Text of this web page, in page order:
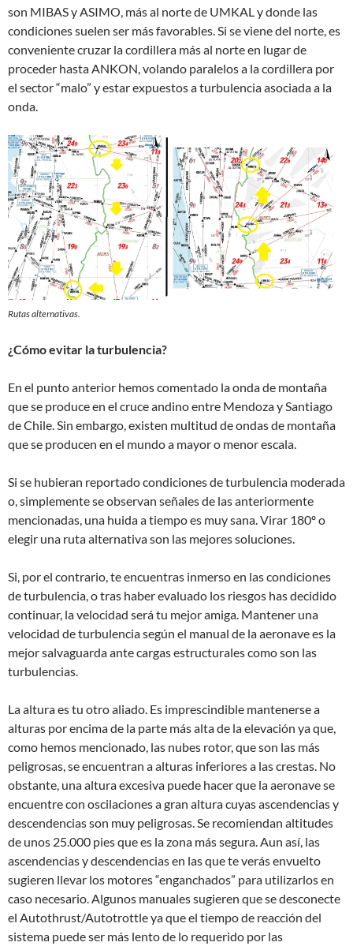
son MIBAS y ASIMO, más al norte de UMKAL y donde las
condiciones suelen ser más favorables. Si se viene del norte, es
conveniente cruzar la cordillera más al norte en lugar de
proceder hasta ANKON, volando paralelos a la cordillera por
el sector “malo” y estar expuestos a turbulencia asociada a la
onda.
Rutas alternativas.
¿Cómo evitar la turbulencia?
En el punto anterior hemos comentado la onda de montaña
que se produce en el cruce andino entre Mendoza y Santiago
de Chile. Sin embargo, existen multitud de ondas de montaña
que se producen en el mundo a mayor o menor escala.
Si se hubieran reportado condiciones de turbulencia moderada
o, simplemente se observan señales de las anteriormente
mencionadas, una huida a tiempo es muy sana. Virar 180º o
elegir una ruta alternativa son las mejores soluciones.
Si, por el contrario, te encuentras inmerso en las condiciones
de turbulencia, o tras haber evaluado los riesgos has decidido
continuar, la velocidad será tu mejor amiga. Mantener una
velocidad de turbulencia según el manual de la aeronave es la
mejor salvaguarda ante cargas estructurales como son las
turbulencias.
La altura es tu otro aliado. Es imprescindible mantenerse a
alturas por encima de la parte más alta de la elevación ya que,
como hemos mencionado, las nubes rotor, que son las más
peligrosas, se encuentran a alturas inferiores a las crestas. No
obstante, una altura excesiva puede hacer que la aeronave se
encuentre con oscilaciones a gran altura cuyas ascendencias y
descendencias son muy peligrosas. Se recomiendan altitudes
de unos 25.000 pies que es la zona más segura. Aun así, las
ascendencias y descendencias en las que te verás envuelto
sugieren llevar los motores “enganchados” para utilizarlos en
caso necesario. Algunos manuales sugieren que se desconecte
el Autothrust/Autotrottle ya que el tiempo de reacción del
sistema puede ser más lento de lo requerido por las